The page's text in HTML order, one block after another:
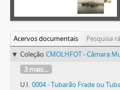
Acervos documentais
Pesquisa
Coleção CMOLHFOT - Câmara
3 mais...
U.I. 0004 - Tubarão Frade ou